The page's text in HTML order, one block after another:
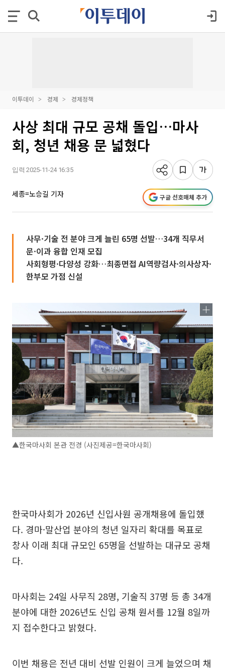
이투데이 경제 경제정책
사상 최대 규모 공채 돌입…마사
회, 청년 채용 문 넓혔다
입력 2025-11-24 16:35
세종=노승길 기자 구글 선호매체 추가
사무·기술 전 분야 크게 늘린 65명 선발…34개 직무서
문·이과 융합 인재 모집
사회형평·다양성 강화…최종면접 AI역량검사·의사상자·
한부모 가점 신설
▲한국마사회 본관 전경 (사진제공=한국마사회)
한국마사회가 2026년 신입사원 공개채용에 돌입했
다. 경마·말산업 분야의 청년 일자리 확대를 목표로
창사 이래 최대 규모인 65명을 선발하는 대규모 공채
다.
마사회는 24일 사무직 28명, 기술직 37명 등 총 34개
분야에 대한 2026년도 신입 공채 원서를 12월 8일까
지 접수한다고 밝혔다.
이번 채용은 전년 대비 선발 인원이 크게 늘었으며 채